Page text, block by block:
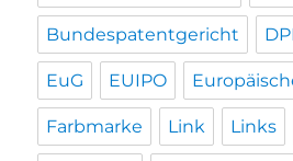
Bundespatentgericht
EuG EUIPO
Farbmarke Link Links